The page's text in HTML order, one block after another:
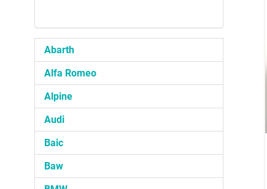
Abarth
Alfa Romeo
Alpine
Audi
Baic
Baw